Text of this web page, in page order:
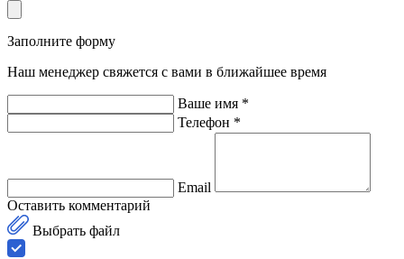
Заполните форму
Наш менеджер свяжется с вами в ближайшее время
Ваше имя *
Телефон *
Email
Оставить комментарий
Выбрать файл